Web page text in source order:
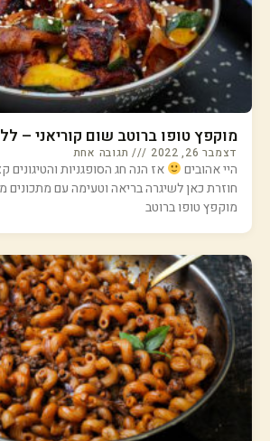
מוקפץ טופו ברוטב שום קוריאני –
דצמבר 26, 2022 תגובה אחת
היי אהובים
אז הנה חג הסופגניות והטיגונים
חוזרת כאן לשיגרה בריאה וטעימה עם מתכונים
מוקפץ טופו ברוטב